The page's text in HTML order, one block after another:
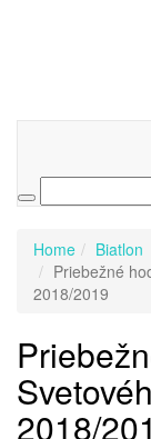
Home
Biatlon
Priebežné
2018/2019
2018/